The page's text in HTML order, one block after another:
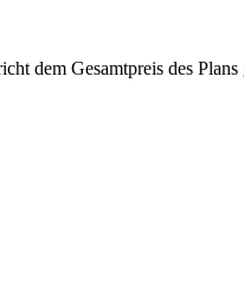
dem Gesamtpreis des